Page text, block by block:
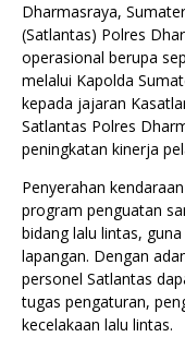
Dharmasraya,
(Satlantas) Polres
operasional berupa
melalui Kapolda
kepada jajaran
Satlantas Polres
peningkatan kinerja
Penyerahan
program penguatan
bidang lalu lintas,
lapangan. Dengan
personel Satlantas
tugas pengaturan,
kecelakaan lalu lintas.